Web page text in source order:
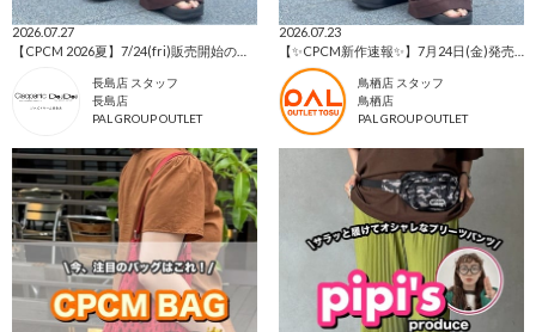
2026.07.27
長島店 スタッフ
長島店
PAL GROUP OUTLET
2026.07.23
【✨CPCM新作速報✨】7月24日(金)発売アイテムをご紹介📣
鳥栖店 スタッフ
鳥栖店
PAL GROUP OUTLET